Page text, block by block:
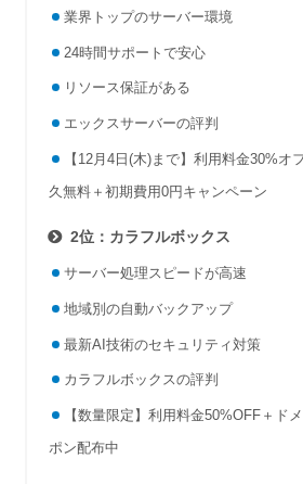
業界トップのサーバー環境
24時間サポートで安心
リソース保証がある
エックスサーバーの評判
【12月4日(木)まで】利用料金30%オ
久無料＋初期費用0円キャンペーン
2位：カラフルボックス
サーバー処理スピードが高速
地域別の自動バックアップ
最新AI技術のセキュリティ対策
カラフルボックスの評判
【数量限定】利用料金50%OFF＋ド
ポン配布中